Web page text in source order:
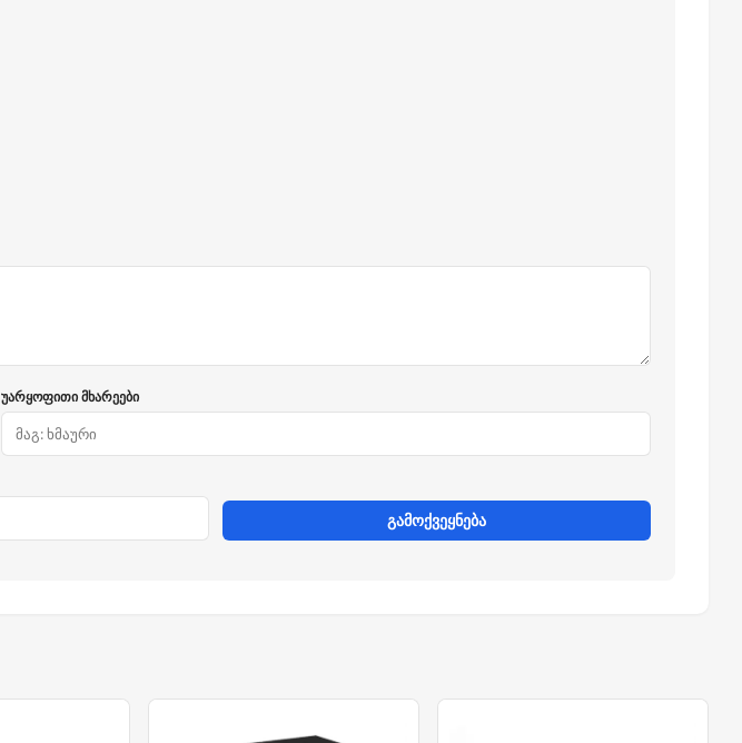
უარყოფითი მხარეები
გამოქვეყნება